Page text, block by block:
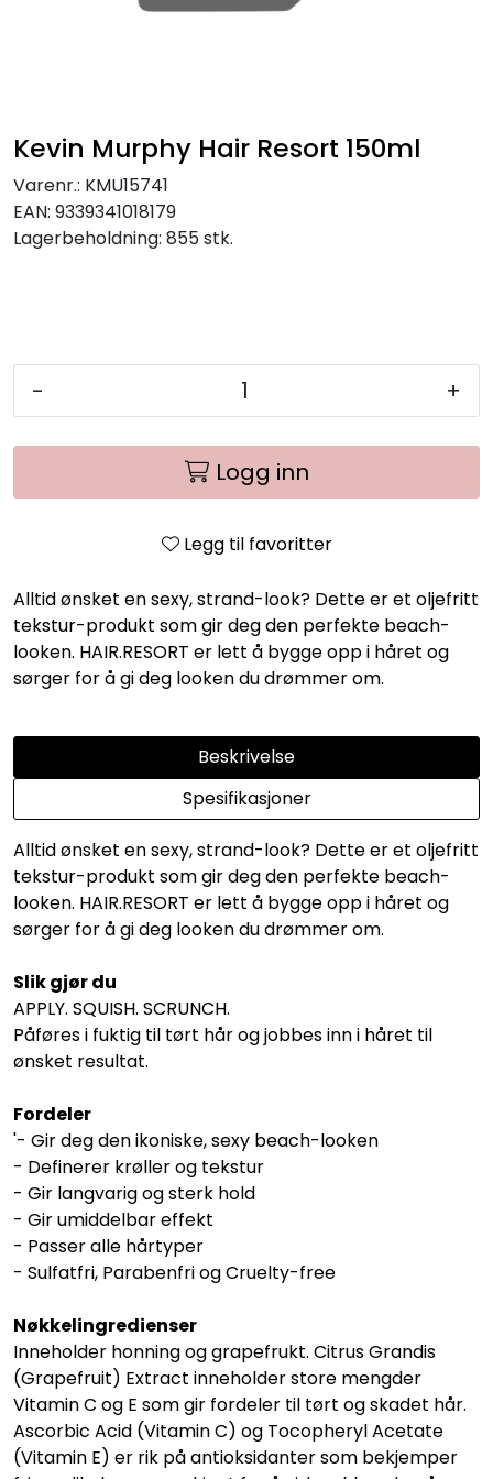
Kevin Murphy Hair Resort 150ml
Varenr.: KMU15741
EAN: 9339341018179
Lagerbeholdning: 855 stk.
- +
Logg inn
Legg til favoritter
Alltid ønsket en sexy, strand-look? Dette er et oljefritt
tekstur-produkt som gir deg den perfekte beach-
looken. HAIR.RESORT er lett å bygge opp i håret og
sørger for å gi deg looken du drømmer om.
Beskrivelse
Spesifikasjoner
Alltid ønsket en sexy, strand-look? Dette er et oljefritt
tekstur-produkt som gir deg den perfekte beach-
looken. HAIR.RESORT er lett å bygge opp i håret og
sørger for å gi deg looken du drømmer om.
Slik gjør du
APPLY. SQUISH. SCRUNCH.
Påføres i fuktig til tørt hår og jobbes inn i håret til
ønsket resultat.
Fordeler
'- Gir deg den ikoniske, sexy beach-looken
- Definerer krøller og tekstur
- Gir langvarig og sterk hold
- Gir umiddelbar effekt
- Passer alle hårtyper
- Sulfatfri, Parabenfri og Cruelty-free
Nøkkelingredienser
Inneholder honning og grapefrukt. Citrus Grandis
(Grapefruit) Extract inneholder store mengder
Vitamin C og E som gir fordeler til tørt og skadet hår.
Ascorbic Acid (Vitamin C) og Tocopheryl Acetate
(Vitamin E) er rik på antioksidanter som bekjemper